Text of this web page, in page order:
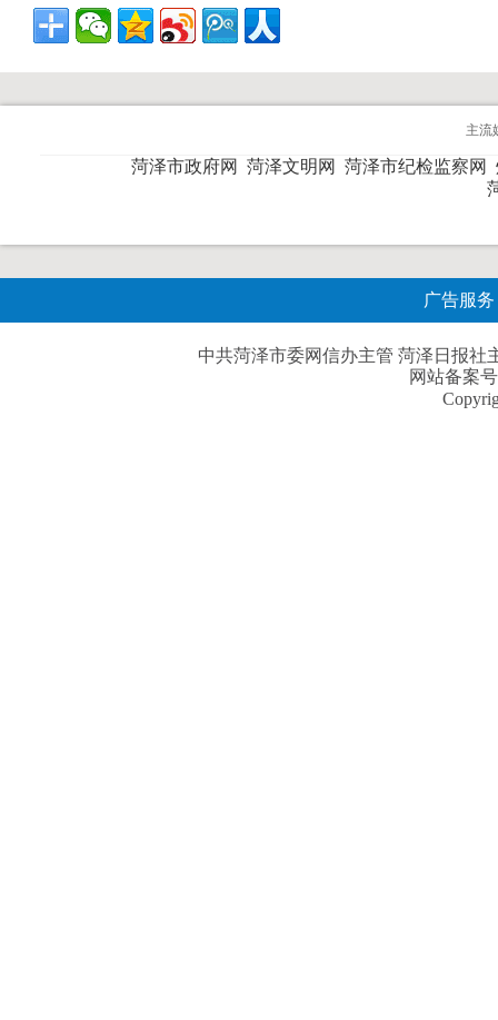
主流
菏泽市政府网 菏泽文明网 菏泽市纪检监察网
广告服务
中共菏泽市委网信办主管 菏泽日报社
网站备案